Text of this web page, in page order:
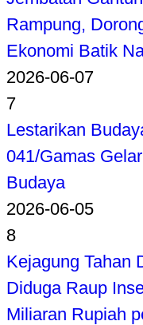
Rampung,
Ekonomi Batik
2026-06-07
7
Lestarikan
041/Gamas
Budaya
2026-06-05
8
Kejagung Tahan
Diduga Raup
Miliaran Rupiah